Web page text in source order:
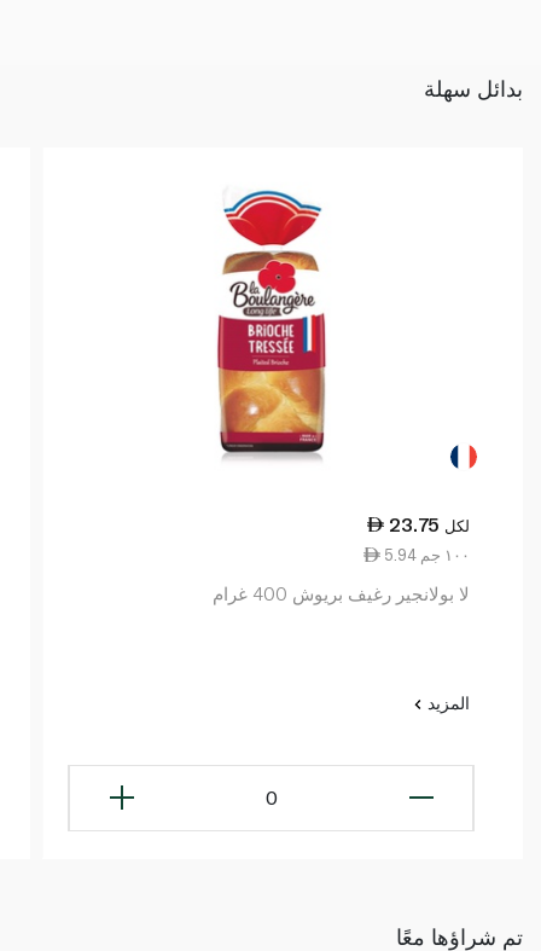
بدائل سهلة
23.75 لكل
5.94 ١٠٠ جم
لا بولانجير رغيف بريوش 400 غرام
المزيد
0
تم شراؤها معًا